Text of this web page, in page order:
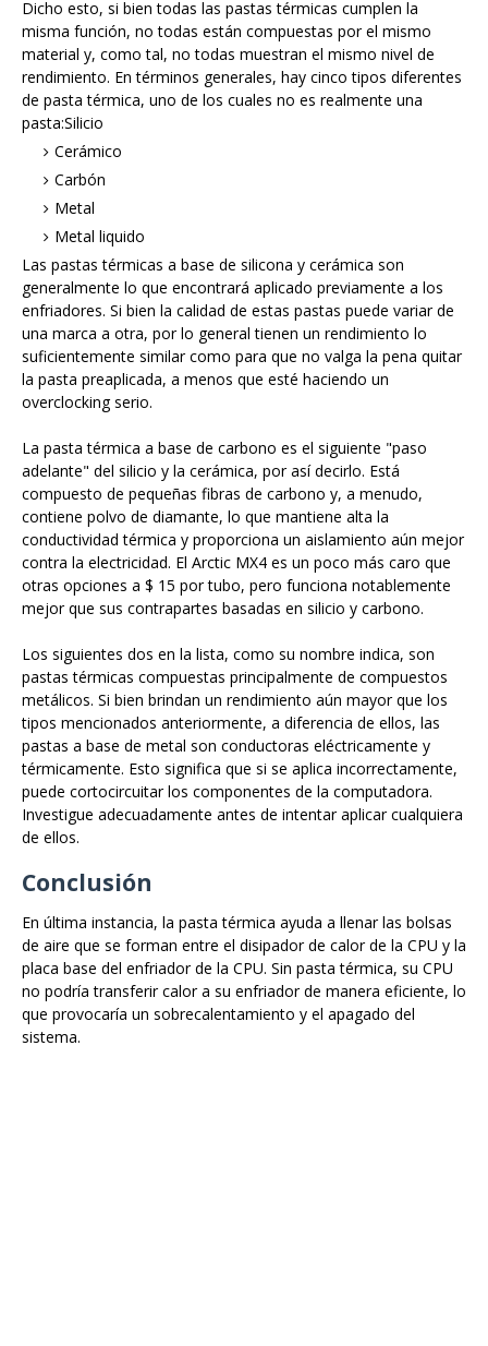
Dicho esto, si bien todas las pastas térmicas cumplen la
misma función, no todas están compuestas por el mismo
material y, como tal, no todas muestran el mismo nivel de
rendimiento. En términos generales, hay cinco tipos diferentes
de pasta térmica, uno de los cuales no es realmente una
pasta:Silicio
Cerámico
Carbón
Metal
Metal liquido
Las pastas térmicas a base de silicona y cerámica son
generalmente lo que encontrará aplicado previamente a los
enfriadores. Si bien la calidad de estas pastas puede variar de
una marca a otra, por lo general tienen un rendimiento lo
suficientemente similar como para que no valga la pena quitar
la pasta preaplicada, a menos que esté haciendo un
overclocking serio.
La pasta térmica a base de carbono es el siguiente "paso
adelante" del silicio y la cerámica, por así decirlo. Está
compuesto de pequeñas fibras de carbono y, a menudo,
contiene polvo de diamante, lo que mantiene alta la
conductividad térmica y proporciona un aislamiento aún mejor
contra la electricidad. El Arctic MX4 es un poco más caro que
otras opciones a $ 15 por tubo, pero funciona notablemente
mejor que sus contrapartes basadas en silicio y carbono.
Los siguientes dos en la lista, como su nombre indica, son
pastas térmicas compuestas principalmente de compuestos
metálicos. Si bien brindan un rendimiento aún mayor que los
tipos mencionados anteriormente, a diferencia de ellos, las
pastas a base de metal son conductoras eléctricamente y
térmicamente. Esto significa que si se aplica incorrectamente,
puede cortocircuitar los componentes de la computadora.
Investigue adecuadamente antes de intentar aplicar cualquiera
de ellos.
Conclusión
En última instancia, la pasta térmica ayuda a llenar las bolsas
de aire que se forman entre el disipador de calor de la CPU y la
placa base del enfriador de la CPU. Sin pasta térmica, su CPU
no podría transferir calor a su enfriador de manera eficiente, lo
que provocaría un sobrecalentamiento y el apagado del
sistema.